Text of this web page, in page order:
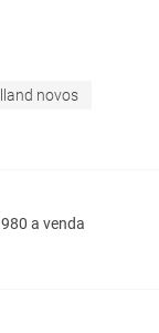
novos
a venda